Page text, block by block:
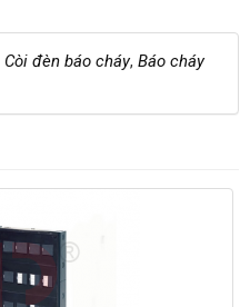
Còi đèn báo cháy, Báo cháy